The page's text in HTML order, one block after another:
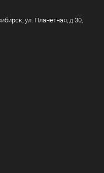
ул. Планетная, д.30,